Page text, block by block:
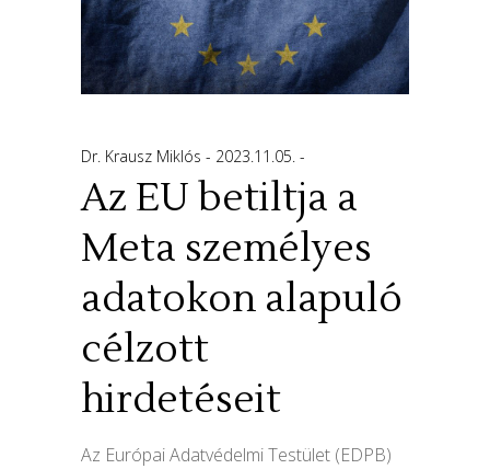
Dr. Krausz Miklós 2023.11.05.
Az EU betiltja a
Meta személyes
adatokon alapuló
célzott
hirdetéseit
Az Európai Adatvédelmi Testület (EDPB)